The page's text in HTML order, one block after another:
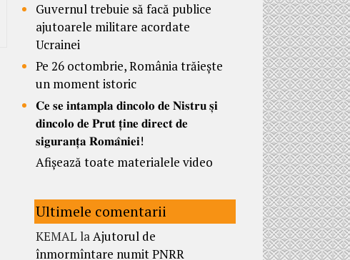
Guvernul trebuie să facă publice
ajutoarele militare acordate
Ucrainei
Pe 26 octombrie, România trăiește
un moment istoric
𝐂𝐞 𝐬𝐞 𝐢𝐧𝐭𝐚𝐦𝐩𝐥𝐚 𝐝𝐢𝐧𝐜𝐨𝐥𝐨 𝐝𝐞 𝐍𝐢𝐬𝐭𝐫𝐮 𝐬̦𝐢
𝐝𝐢𝐧𝐜𝐨𝐥𝐨 𝐝𝐞 𝐏𝐫𝐮𝐭 𝐭̦𝐢𝐧𝐞 𝐝𝐢𝐫𝐞𝐜𝐭 𝐝𝐞
𝐬𝐢𝐠𝐮𝐫𝐚𝐧𝐭̦𝐚 𝐑𝐨𝐦𝐚̂𝐧𝐢𝐞𝐢!
Afișează toate materialele video
Ultimele comentarii
KEMAL laAjutorul de
înmormîntare numit PNRR